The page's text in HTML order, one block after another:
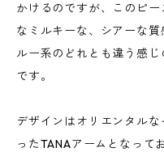
かけるのですが、このピ
なミルキーな、シアーな
ルー系のどれとも違う感
です。
デザインはオリエンタル
ったTANAアームとなって